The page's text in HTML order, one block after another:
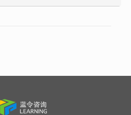
大区总仓运营数据的采集与分析